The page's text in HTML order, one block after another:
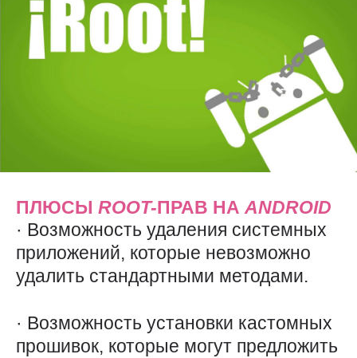
ПЛЮСЫ ROOT-ПРАВ НА ANDROID
· Возможность удаления системных
приложений, которые невозможно
удалить стандартными методами.
· Возможность установки кастомных
прошивок, которые могут предложить